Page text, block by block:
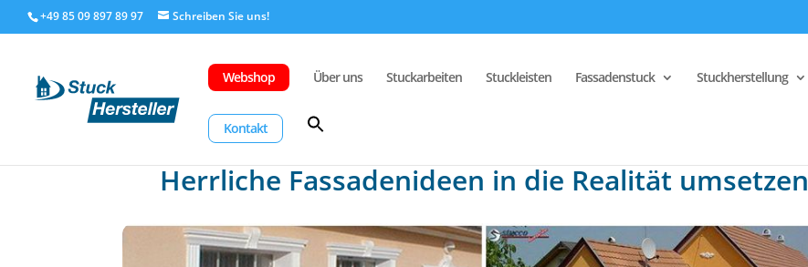
+49 85 09 897 89 97
Webshop Über uns Stuckarbeiten Stuckleisten Fassadenstuck Stuckherstellung
Kontakt
Herrliche Fassadenideen in die Realität umsetzen